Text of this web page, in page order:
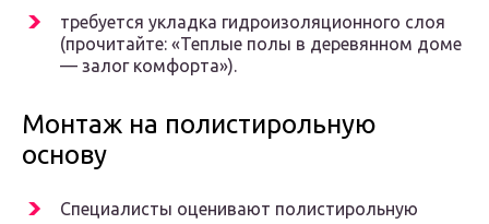
требуется укладка гидроизоляционного слоя
(прочитайте: «Теплые полы в деревянном доме
— залог комфорта»).
Монтаж на полистирольную
основу
Специалисты оценивают полистирольную